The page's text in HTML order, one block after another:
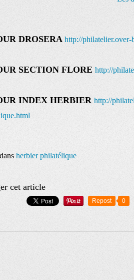
DROSERAhttp://philatelier.over-
SECTION FLOREhttp://
INDEX HERBIERhttp://
herbier philatélique
cet article
Repost 0